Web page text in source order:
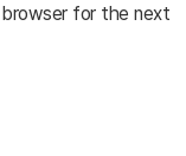
browser for the next